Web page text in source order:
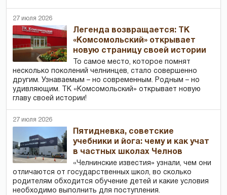
27 июля 2026
Легенда возвращается: ТК
«Комсомольский» открывает
новую страницу своей истории
То самое место, которое помнят
несколько поколений челнинцев, стало совершенно
другим. Узнаваемым – но современным. Родным – но
удивляющим. ТК «Комсомольский» открывает новую
главу своей истории!
27 июля 2026
Пятидневка, советские
учебники и йога: чему и как учат
в частных школах Челнов
«Челнинские известия» узнали, чем они
отличаются от государственных школ, во сколько
родителям обходится обучение детей и какие условия
необходимо выполнить для поступления.